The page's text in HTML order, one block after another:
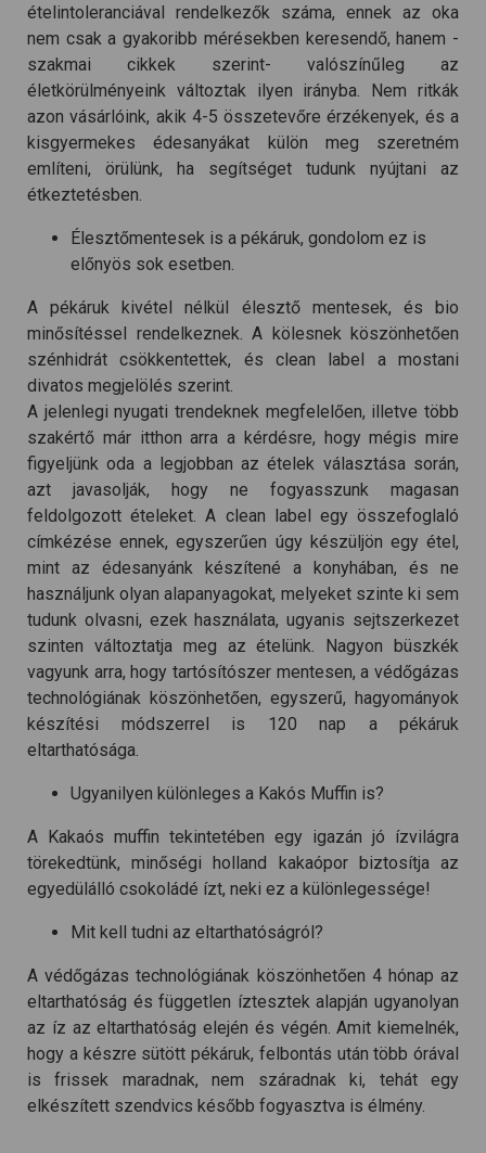
ételintoleranciával rendelkezők száma, ennek az oka
nem csak a gyakoribb mérésekben keresendő, hanem -
szakmai cikkek szerint- valószínűleg az
életkörülményeink változtak ilyen irányba. Nem ritkák
azon vásárlóink, akik 4-5 összetevőre érzékenyek, és a
kisgyermekes édesanyákat külön meg szeretném
említeni, örülünk, ha segítséget tudunk nyújtani az
étkeztetésben.
Élesztőmentesek is a pékáruk, gondolom ez is
előnyös sok esetben.
A pékáruk kivétel nélkül élesztő mentesek, és bio
minősítéssel rendelkeznek. A kölesnek köszönhetően
szénhidrát csökkentettek, és clean label a mostani
divatos megjelölés szerint.
A jelenlegi nyugati trendeknek megfelelően, illetve több
szakértő már itthon arra a kérdésre, hogy mégis mire
figyeljünk oda a legjobban az ételek választása során,
azt javasolják, hogy ne fogyasszunk magasan
feldolgozott ételeket. A clean label egy összefoglaló
címkézése ennek, egyszerűen úgy készüljön egy étel,
mint az édesanyánk készítené a konyhában, és ne
használjunk olyan alapanyagokat, melyeket szinte ki sem
tudunk olvasni, ezek használata, ugyanis sejtszerkezet
szinten változtatja meg az ételünk. Nagyon büszkék
vagyunk arra, hogy tartósítószer mentesen, a védőgázas
technológiának köszönhetően, egyszerű, hagyományok
készítési módszerrel is 120 nap a pékáruk
eltarthatósága.
Ugyanilyen különleges a Kakós Muffin is?
A Kakaós muffin tekintetében egy igazán jó ízvilágra
törekedtünk, minőségi holland kakaópor biztosítja az
egyedülálló csokoládé ízt, neki ez a különlegessége!
Mit kell tudni az eltarthatóságról?
A védőgázas technológiának köszönhetően 4 hónap az
eltarthatóság és független íztesztek alapján ugyanolyan
az íz az eltarthatóság elején és végén. Amit kiemelnék,
hogy a készre sütött pékáruk, felbontás után több órával
is frissek maradnak, nem száradnak ki, tehát egy
elkészített szendvics később fogyasztva is élmény.